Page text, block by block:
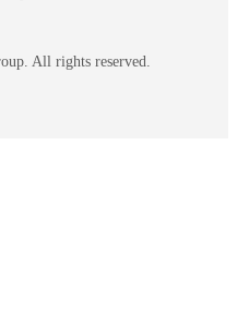
All rights reserved.